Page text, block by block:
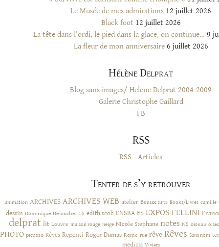
Le Musée de mes admirations 12 juillet 2026
Black foot 12 juillet 2026
La tête dans l’ordi, le pied dans la glace, on continue… 9
La fleur de mon anniversaire 6 juillet 2026
Hélène Delprat
Blog sans images/ Helene Delprat 2004-2009
Galerie Christophe Gaillard
FB
RSS
RSS - Articles
Tenter de s’y retrouver
animation ARCHIVES ARCHIVES WEB atelier Beaux arts Books/Livres camille
dessin Dominique Delouche E.S edith scob ENSBA ES EXPOS FELLINI
delprat lit Louvre maison rouge neige NIcole Stephane notes NS oiseau
PHOTO picasso Rêves Repenti Roger Dumas Rome rue rêve Rêves Sans nom
medicis Viviers